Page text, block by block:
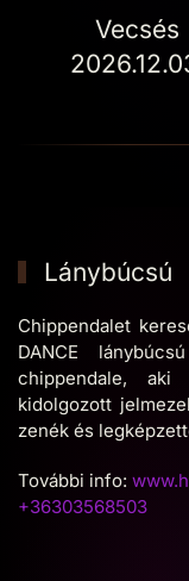
Vecsés
Lánybúcsú
Chippendalet
DANCE
chippendale,
kidolgozott
zenék és
További info:
+36303568503